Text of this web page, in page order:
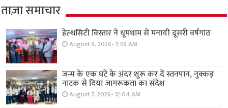
ताज़ा समाचार
हेल्थसिटी विस्तार ने धूमधाम से मनायी दूसरी वर्षगांठ
August 9, 2026- 7:59 AM
जन्म के एक घंटे के अंदर शुरू कर दें स्तनपान, नुक्कड़
नाटक से दिया जागरूकता का संदेश
August 7, 2026- 12:04 AM